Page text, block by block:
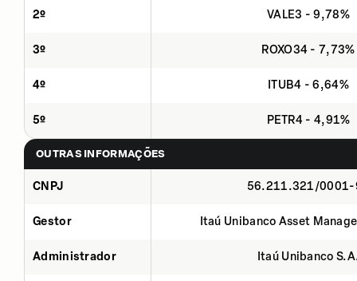
2º VALE3 - 9,78%
3º ROXO34 - 7,73%
4º ITUB4 - 6,64%
5º PETR4 - 4,91%
OUTRAS INFORMAÇÕES
CNPJ 56.211.321/
Gestor Itaú Unibanco Asset
Administrador Itaú Unibanco